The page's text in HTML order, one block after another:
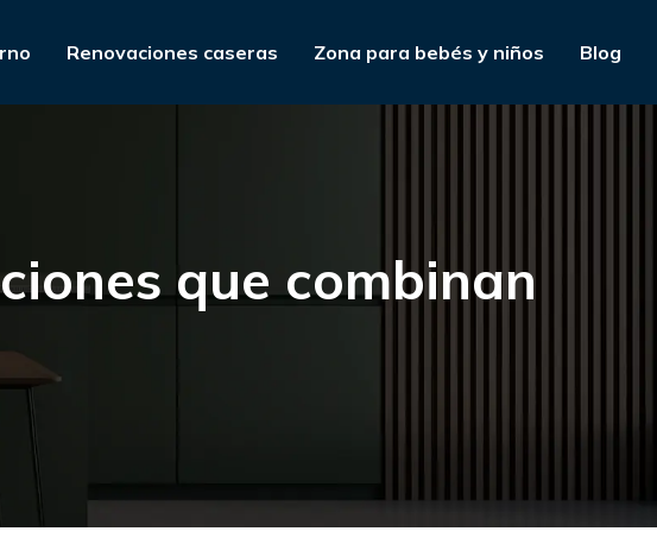
Renovaciones caseras Zona para bebés y niños Blog
que combinan